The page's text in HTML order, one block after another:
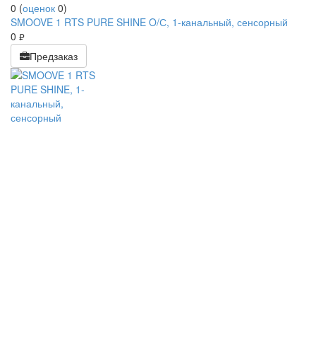
0 (оценок 0)
SMOOVE 1 RTS PURE SHINE O/С, 1-канальный, сенсорный
0 руб.
Предзаказ